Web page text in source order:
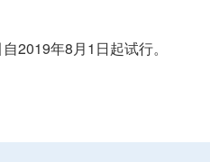
2019年8月1日起试行。